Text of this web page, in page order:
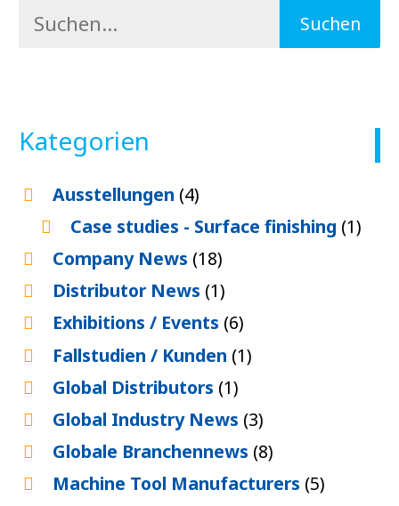
Kategorien
Ausstellungen (4)
Case studies - Surface finishing (1)
Company News (18)
Distributor News (1)
Exhibitions / Events (6)
Fallstudien / Kunden (1)
Global Distributors (1)
Global Industry News (3)
Globale Branchennews (8)
Machine Tool Manufacturers (5)